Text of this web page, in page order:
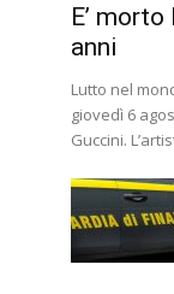
E’
anni
Lutto nel
giovedì 6
Guccini.